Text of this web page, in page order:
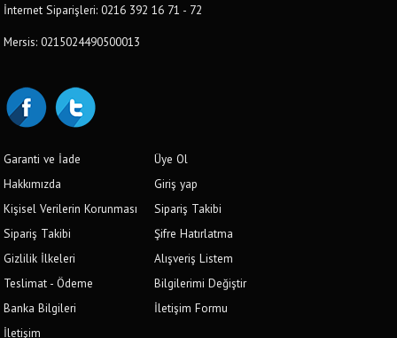
İnternet Siparişleri: 0216 392 16 71 - 72
Mersis: 0215024490500013
Garanti ve İade
Hakkımızda
Kişisel Verilerin Korunması
Sipariş Takibi
Gizlilik İlkeleri
Teslimat - Ödeme
Banka Bilgileri
İletişim
Üye Ol
Giriş yap
Sipariş Takibi
Şifre Hatırlatma
Alışveriş Listem
Bilgilerimi Değiştir
İletişim Formu